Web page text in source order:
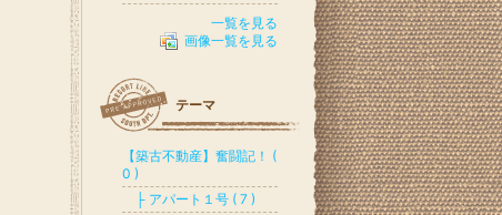
一覧を見る
画像一覧を見る
テーマ
【築古不動産】奮闘記！ (
0 )
├ アパート１号 ( 7 )